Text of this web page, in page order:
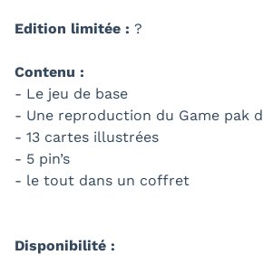
Edition limitée : ?
Contenu :
- Le jeu de base
- Une reproduction du Game pak
- 13 cartes illustrées
- 5 pin’s
- le tout dans un coffret
Disponibilité :